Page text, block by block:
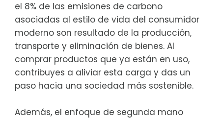
el 8% de las emisiones de carbono
asociadas al estilo de vida del consumidor
moderno son resultado de la producción,
transporte y eliminación de bienes. Al
comprar productos que ya están en uso,
contribuyes a aliviar esta carga y das un
paso hacia una sociedad más sostenible.
Además, el enfoque de segunda mano